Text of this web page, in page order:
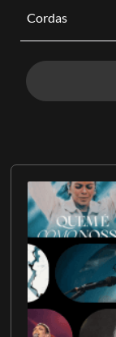
Cordas